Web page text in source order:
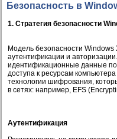
Безопасность в
1. Стратегия безопасности
Модель безопасности
аутентификации и
идентификационные данные
доступа к ресурсам
технологии шифрования,
в сетях: например, EFS
Аутентификация